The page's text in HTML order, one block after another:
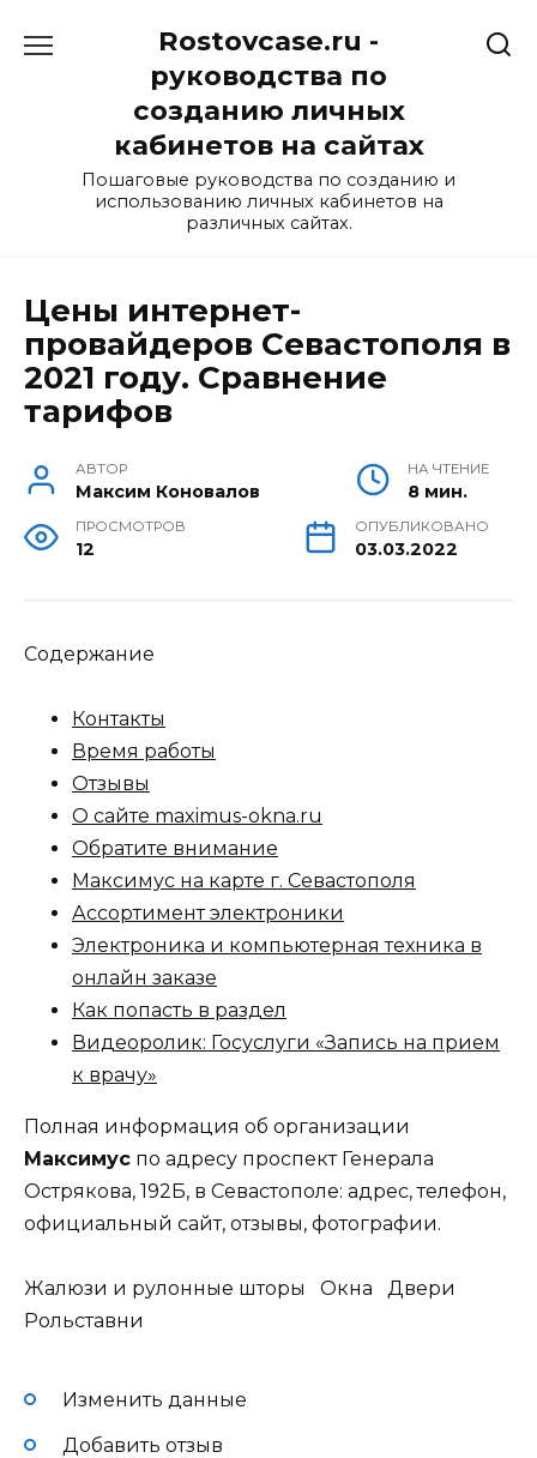
Rostovcase.ru -
руководства по
созданию личных
кабинетов на сайтах
Пошаговые руководства по созданию и
использованию личных кабинетов на
различных сайтах.
Цены интернет-
провайдеров Севастополя в
2021 году. Сравнение
тарифов
АВТОР
Максим Коновалов
НА ЧТЕНИЕ
8 мин.
ПРОСМОТРОВ
12
ОПУБЛИКОВАНО
03.03.2022
Содержание
Контакты
Время работы
Отзывы
О сайте maximus-okna.ru
Обратите внимание
Максимус на карте г. Севастополя
Ассортимент электроники
Электроника и компьютерная техника в
онлайн заказе
Как попасть в раздел
Видеоролик: Госуслуги «Запись на прием
к врачу»
Полная информация об организации
Максимус по адресу проспект Генерала
Острякова, 192Б, в Севастополе: адрес, телефон,
официальный сайт, отзывы, фотографии.
Жалюзи и рулонные шторы Окна Двери
Рольставни
Изменить данные
Добавить отзыв